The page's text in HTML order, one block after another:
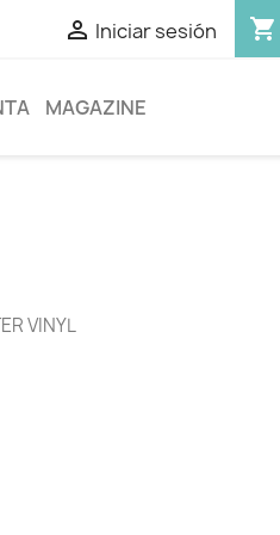
 Iniciar sesión shopping_cart
MAGAZINE
VINYL